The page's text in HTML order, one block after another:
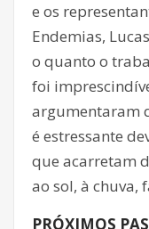
e os
Endemias,
o quanto o
foi
argumentaram
é estressante
que acarretam
ao sol, à chuva,
PRÓXIMOS